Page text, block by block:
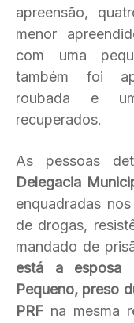
apreensão,
menor
com uma
também foi
roubada e
recuperados.
As pessoas
Delegacia
enquadradas
de drogas,
mandado de
está a esposa
Pequeno, preso
PRF na mesma